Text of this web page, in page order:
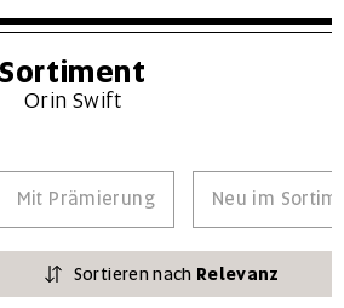
Sortiment
Orin Swift
Mit Prämierung Neu im
Sortieren nach Relevanz